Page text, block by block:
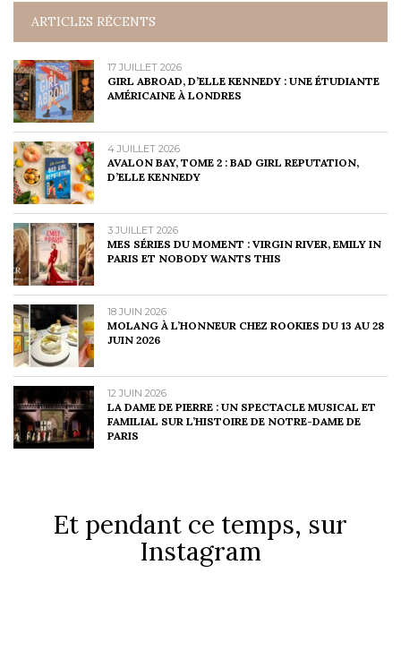
ARTICLES RÉCENTS
17 JUILLET 2026
GIRL ABROAD, D’ELLE KENNEDY : UNE ÉTUDIANTE
AMÉRICAINE À LONDRES
4 JUILLET 2026
AVALON BAY, TOME 2 : BAD GIRL REPUTATION,
D’ELLE KENNEDY
3 JUILLET 2026
MES SÉRIES DU MOMENT : VIRGIN RIVER, EMILY IN
PARIS ET NOBODY WANTS THIS
18 JUIN 2026
MOLANG À L’HONNEUR CHEZ ROOKIES DU 13 AU 28
JUIN 2026
12 JUIN 2026
LA DAME DE PIERRE : UN SPECTACLE MUSICAL ET
FAMILIAL SUR L’HISTOIRE DE NOTRE-DAME DE
PARIS
Et pendant ce temps, sur
Instagram